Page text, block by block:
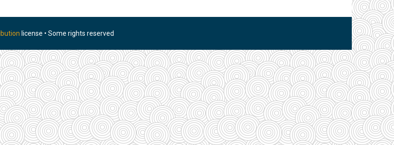
license • Some rights reserved